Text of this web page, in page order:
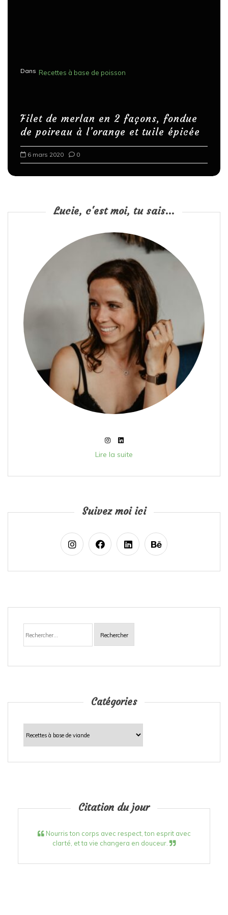
i
Dans Recettes à base de poisson
Filet de merlan en 2 façons, fondue
de poireau à l’orange et tuile épicée
6 mars 2020 0
Lucie, c'est moi, tu sais...
Lire la suite
Suivez moi ici
Rechercher :
Catégories
Catégories
Citation du jour
Nourris ton corps avec respect, ton esprit avec
clarté, et ta vie changera en douceur.